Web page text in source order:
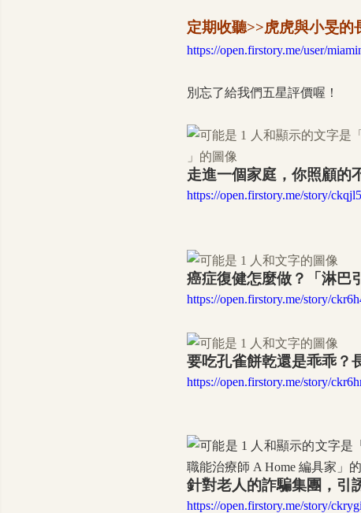
定期收聽>>虎虎與小旻的
https://open.firstory.me/user/
別忘了給我們五星評價喔！
走進一個家庭，你照顧的
https://open.firstory.me/story/
癌症復健怎麼做？「淋巴
https://open.firstory.me/story/
要吃孔雀餅乾還是乖乖？
https://open.firstory.me/story/
針對老人的詐騙集團，引
https://open.firstory.me/story/